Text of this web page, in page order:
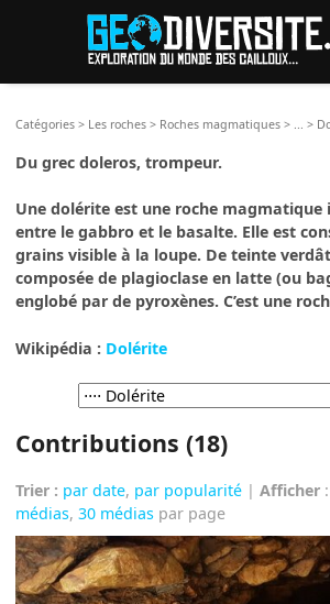
Catégories > Les roches > Roches magmatiques > >
Du grec doleros, trompeur.
Une dolérite est une roche
entre le gabbro et le basalte. Elle est
grains visible à la loupe. De teinte
composée de plagioclase en latte (ou
englobé par de pyroxènes. C’est une
Wikipédia : Dolérite
Contributions (18)
Trier : par date, par popularité |Afficher
médias,30 médias par page